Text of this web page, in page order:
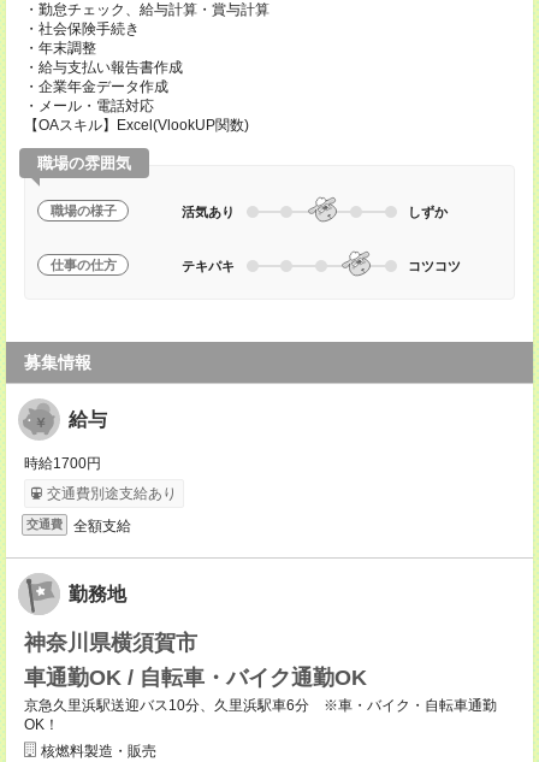
・勤怠チェック、給与計算・賞与計算
・社会保険手続き
・年末調整
・給与支払い報告書作成
・企業年金データ作成
・メール・電話対応
【OAスキル】Excel(VlookUP関数)
職場の雰囲気
職場の様子 活気あり しずか
仕事の仕方 テキパキ コツコツ
募集情報
給与
時給1700円
交通費別途支給あり
交通費 全額支給
勤務地
神奈川県横須賀市
車通勤OK / 自転車・バイク通勤OK
京急久里浜駅送迎バス10分、久里浜駅車6分 ※車・バイク・自転車通勤
OK！
核燃料製造・販売